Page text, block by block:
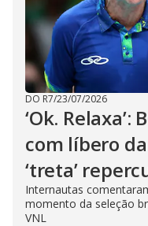
DO R7/23/07/2026
‘Ok.
com líbero
‘treta’
Internautas
momento da seleção
VNL